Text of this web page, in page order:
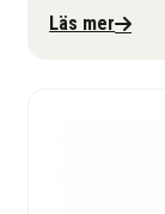
Läs mer